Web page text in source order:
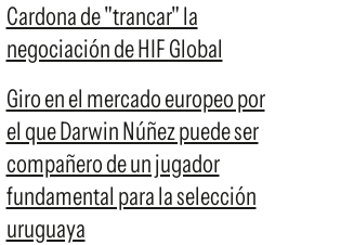
x US$ 3,45
Cardona de "trancar" la
negociación de HIF Global
Giro en el mercado europeo por
el que Darwin Núñez puede ser
compañero de un jugador
fundamental para la selección
uruguaya